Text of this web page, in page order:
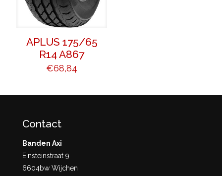
APLUS 175/65
R14 A867
€68,84
Contact
Banden Axi
Einsteinstraat 9
6604bw Wijchen